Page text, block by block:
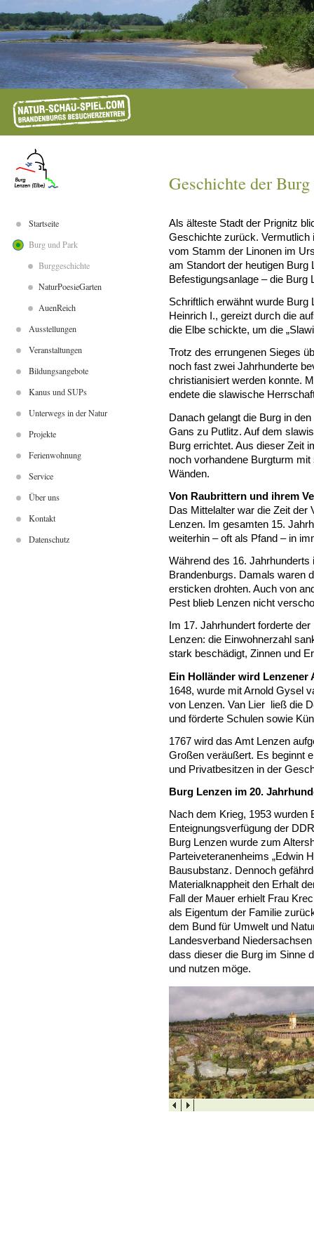
Startseite
Burg und Park
Burggeschichte
NaturPoesieGarten
AuenReich
Ausstellungen
Veranstaltungen
Bildungsangebote
Kanus und SUPs
Unterwegs in der Natur
Projekte
Ferienwohnung
Service
Über uns
Kontakt
Datenschutz
Geschichte der
Als älteste Stadt der Prignitz
Geschichte zurück. Vermutlich
vom Stamm der Linonen im
am Standort der heutigen Burg
Befestigungsanlage – die Burg
Schriftlich erwähnt wurde Burg
Heinrich I., gereizt durch die
die Elbe schickte, um die
Trotz des errungenen Sieges
noch fast zwei Jahrhunderte
christianisiert werden konnte.
endete die slawische
Danach gelangt die Burg in
Gans zu Putlitz. Auf dem
Burg errichtet. Aus dieser Zeit
noch vorhandene Burgturm
Wänden.
Von Raubrittern und ihrem
Das Mittelalter war die Zeit der
Lenzen. Im gesamten 15.
weiterhin – oft als Pfand – in
Während des 16.
Brandenburgs. Damals waren
ersticken drohten. Auch von
Pest blieb Lenzen nicht
Im 17. Jahrhundert forderte
Lenzen: die Einwohnerzahl
stark beschädigt, Zinnen und
Ein Holländer wird Lenzener
1648, wurde mit Arnold Gysel
von Lenzen. Van Lier ließ die
und förderte Schulen sowie
1767 wird das Amt Lenzen
Großen veräußert. Es beginnt
und Privatbesitzen in der
Burg Lenzen im 20.
Nach dem Krieg, 1953 wurden
Enteignungsverfügung der
Burg Lenzen wurde zum
Parteiveteranenheims „Edwin
Bausubstanz. Dennoch
Materialknappheit den Erhalt
Fall der Mauer erhielt Frau
als Eigentum der Familie
dem Bund für Umwelt und
Landesverband
dass dieser die Burg im Sinne
und nutzen möge.